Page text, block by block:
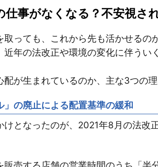
仕事がなくなる？不安視さ
取っても、これから先も活かせるの
近年の法改正や環境の変化に伴うい
が生まれているのか、主な3つの理
」の廃止による配置基準の緩和
けとなったのが、2021年8月の法改